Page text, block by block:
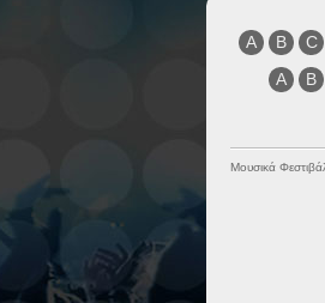
A B C
Α
Β
Μουσικά